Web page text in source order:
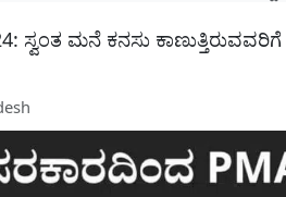
ಸ್ವಂತ ಮನೆ ಕನಸು